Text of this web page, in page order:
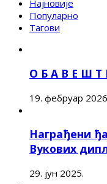
Најновије
Популарно
Тагови
О Б А В Е Ш Т
19. фебруар
Награђени
Вукових
29. јун 2025.